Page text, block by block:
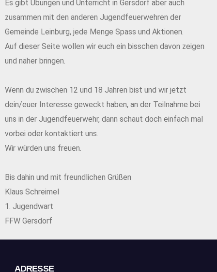
Es gibt Übungen und Unterricht in Gersdorf aber auch
zusammen mit den anderen Jugendfeuerwehren der
Gemeinde Leinburg, jede Menge Spass und Aktionen.
Auf dieser Seite wollen wir euch ein bisschen davon zeigen
und näher bringen.
Wenn du zwischen 12 und 18 Jahren bist und wir jetzt
dein/euer Interesse geweckt haben, an der Teilnahme bei
uns in der Jugendfeuerwehr, dann schaut doch einfach mal
vorbei oder kontaktiert uns.
Wir würden uns freuen.
Bis dahin und mit freundlichen Grüßen
Klaus Schreimel
1. Jugendwart
FFW Gersdorf
ADRESSE